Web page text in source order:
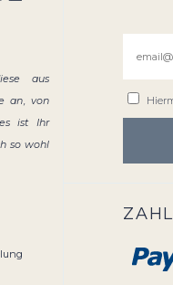
aus
an, von
ist Ihr
so wohl